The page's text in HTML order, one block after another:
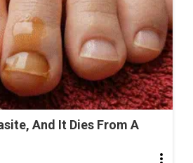
And It Dies From A